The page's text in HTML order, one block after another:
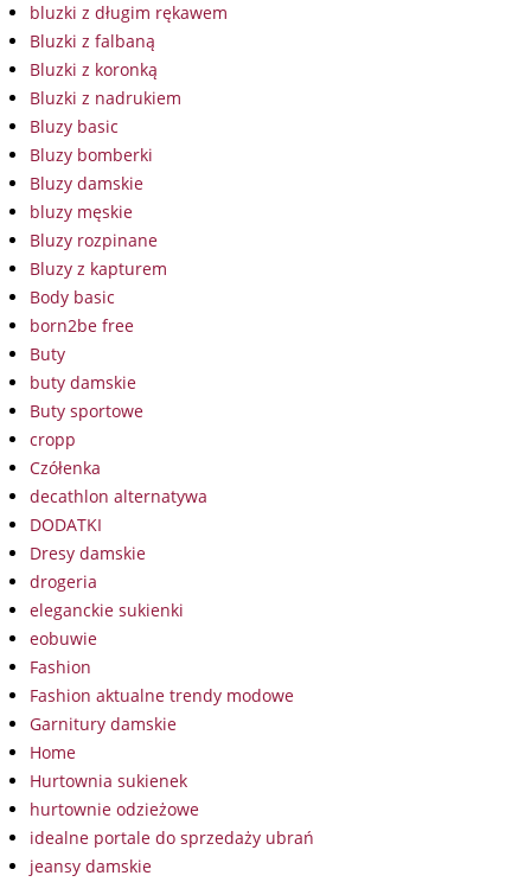
bluzki z długim rękawem
Bluzki z falbaną
Bluzki z koronką
Bluzki z nadrukiem
Bluzy basic
Bluzy bomberki
Bluzy damskie
bluzy męskie
Bluzy rozpinane
Bluzy z kapturem
Body basic
born2be free
Buty
buty damskie
Buty sportowe
cropp
Czółenka
decathlon alternatywa
DODATKI
Dresy damskie
drogeria
eleganckie sukienki
eobuwie
Fashion
Fashion aktualne trendy modowe
Garnitury damskie
Home
Hurtownia sukienek
hurtownie odzieżowe
idealne portale do sprzedaży ubrań
jeansy damskie